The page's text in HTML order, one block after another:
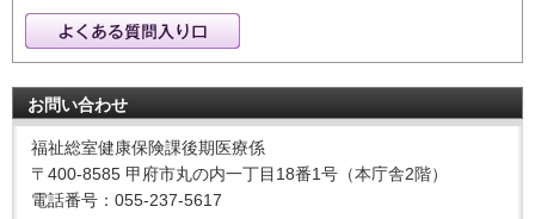
お問い合わせ
福祉総室健康保険課後期医療係
〒400-8585 甲府市丸の内一丁目18番1号（本庁舎2階）
電話番号：055-237-5617